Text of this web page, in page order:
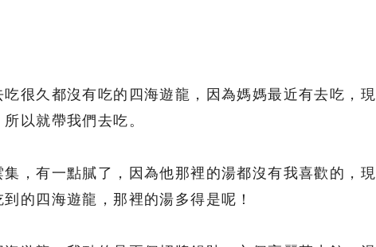
很久都沒有吃的四海遊龍，因為媽媽最近有去吃，現
以就帶我們去吃。
，有一點膩了，因為他那裡的湯都沒有我喜歡的，現
的四海遊龍，那裡的湯多得是呢！